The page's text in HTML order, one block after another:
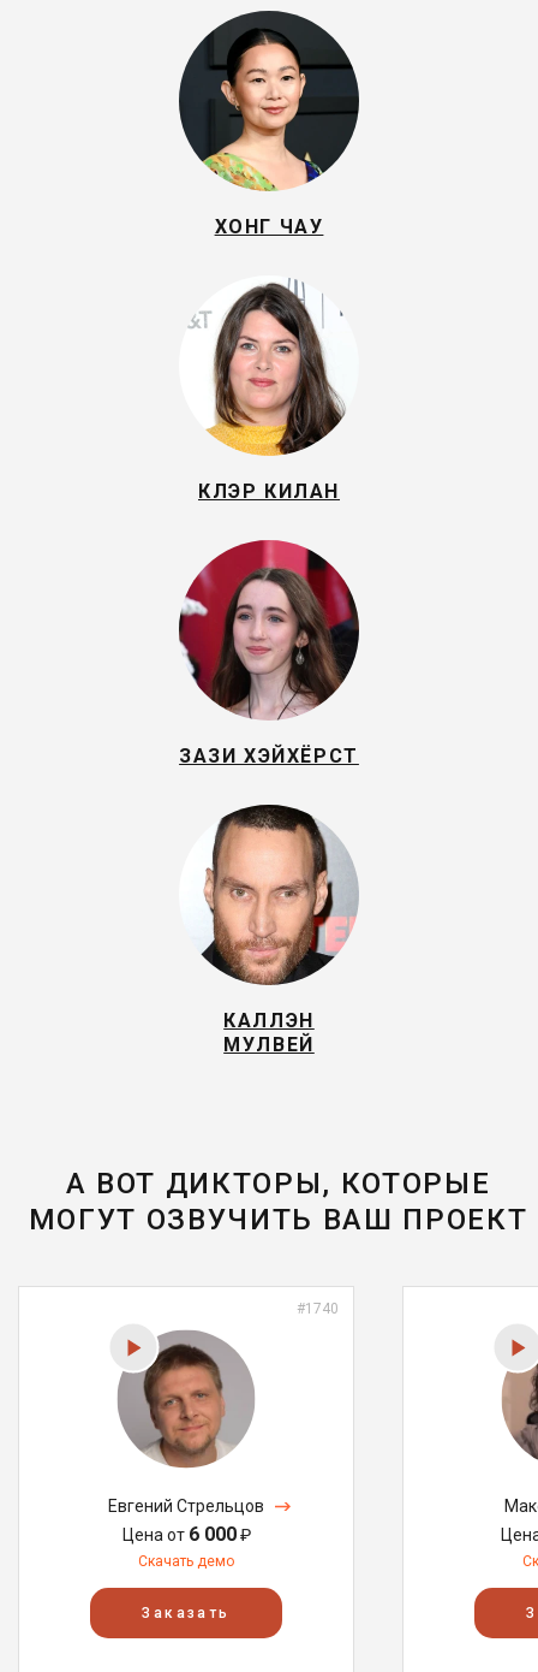
ХОНГ ЧАУ
КЛЭР КИЛАН
ЗАЗИ ХЭЙХЁРСТ
КАЛЛЭН
МУЛВЕЙ
А ВОТ ДИКТОРЫ, КОТОРЫЕ
МОГУТ ОЗВУЧИТЬ ВАШ ПРОЕКТ
#1740
Евгений Стрельцов
Цена от 6 000₽
Скачать демо
Заказать